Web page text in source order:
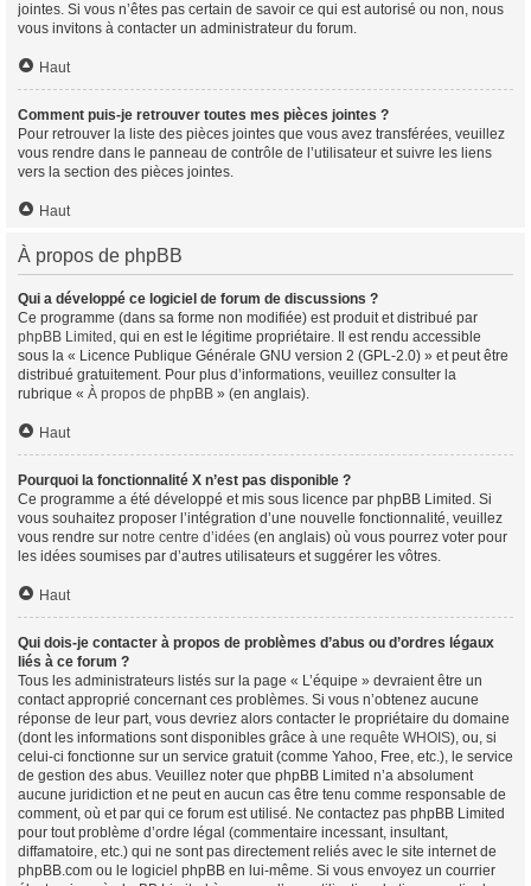
jointes. Si vous n’êtes pas certain de savoir ce qui est autorisé ou non, nous
vous invitons à contacter un administrateur du forum.
Haut
Comment puis-je retrouver toutes mes pièces jointes ?
Pour retrouver la liste des pièces jointes que vous avez transférées, veuillez
vous rendre dans le panneau de contrôle de l’utilisateur et suivre les liens
vers la section des pièces jointes.
Haut
À propos de phpBB
Qui a développé ce logiciel de forum de discussions ?
Ce programme (dans sa forme non modifiée) est produit et distribué par
phpBB Limited , qui en est le légitime propriétaire. Il est rendu accessible
sous la « Licence Publique Générale GNU version 2 (GPL-2.0) » et peut être
distribué gratuitement. Pour plus d’informations, veuillez consulter la
rubrique « À propos de phpBB » (en anglais).
Haut
Pourquoi la fonctionnalité X n’est pas disponible ?
Ce programme a été développé et mis sous licence par phpBB Limited. Si
vous souhaitez proposer l’intégration d’une nouvelle fonctionnalité, veuillez
vous rendre sur notre centre d’idées (en anglais) où vous pourrez voter pour
les idées soumises par d’autres utilisateurs et suggérer les vôtres.
Haut
Qui dois-je contacter à propos de problèmes d’abus ou d’ordres légaux
liés à ce forum ?
Tous les administrateurs listés sur la page « L’équipe » devraient être un
contact approprié concernant ces problèmes. Si vous n’obtenez aucune
réponse de leur part, vous devriez alors contacter le propriétaire du domaine
(dont les informations sont disponibles grâce à une requête WHOIS), ou, si
celui-ci fonctionne sur un service gratuit (comme Yahoo, Free, etc.), le service
de gestion des abus. Veuillez noter que phpBB Limited n’a absolument
aucune juridiction et ne peut en aucun cas être tenu comme responsable de
comment, où et par qui ce forum est utilisé. Ne contactez pas phpBB Limited
pour tout problème d’ordre légal (commentaire incessant, insultant,
diffamatoire, etc.) qui ne sont pas directement reliés avec le site internet de
phpBB.com ou le logiciel phpBB en lui-même. Si vous envoyez un courrier